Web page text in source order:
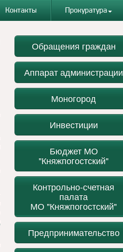
Контакты Прокуратура
Обращения граждан
Аппарат администрации
Моногород
Инвестиции
Бюджет МО
"Княжпогостский"
Контрольно-счетная
палата
МО "Княжпогостский"
Предпринимательство